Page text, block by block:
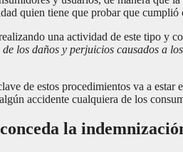
quien tiene que probar que
una actividad de este tipo y
los daños y perjuicios causados a
de estos procedimientos va a
accidente cualquiera de los
la